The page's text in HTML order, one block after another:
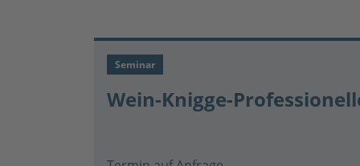
Seminar
Wein-Knigge-